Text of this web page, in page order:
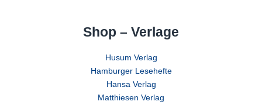
Shop – Verlage
Husum Verlag
Hamburger Lesehefte
Hansa Verlag
Matthiesen Verlag